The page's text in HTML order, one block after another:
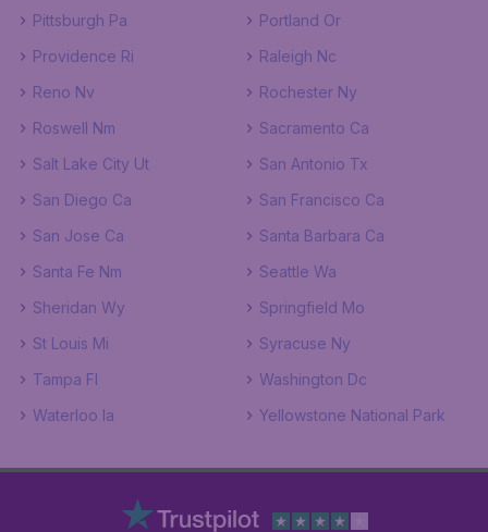
Pittsburgh Pa
Portland Or
Providence Ri
Raleigh Nc
Reno Nv
Rochester Ny
Roswell Nm
Sacramento Ca
Salt Lake City Ut
San Antonio Tx
San Diego Ca
San Francisco Ca
San Jose Ca
Santa Barbara Ca
Santa Fe Nm
Seattle Wa
Sheridan Wy
Springfield Mo
St Louis Mi
Syracuse Ny
Tampa Fl
Washington Dc
Waterloo Ia
Yellowstone National Park